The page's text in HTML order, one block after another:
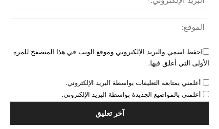
احفظ اسمي والبريد الإلكتروني وموقع الويب في هذا المتصفح للمرة
الأولى التي أعلق فيها.
أعلمني بمتابعة التعليقات بواسطة البريد الإلكتروني.
أعلمني بالمواضيع الجديدة بواسطة البريد الإلكتروني.